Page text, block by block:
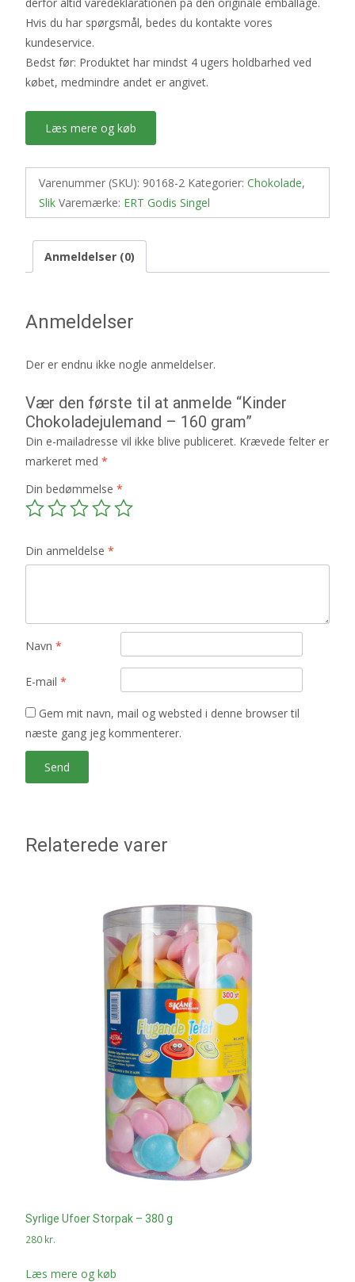
Hvis du har spørgsmål, bedes du kontakte vores
kundeservice.
Bedst før: Produktet har mindst 4 ugers holdbarhed ved
købet, medmindre andet er angivet.
Læs mere og køb
Varenummer (SKU): 90168-2 Kategorier: Chokolade,
Slik Varemærke: ERT Godis Singel
Anmeldelser (0)
Anmeldelser
Der er endnu ikke nogle anmeldelser.
Vær den første til at anmelde “Kinder
Chokoladejulemand – 160 gram”
Din e-mailadresse vil ikke blive publiceret. Krævede felter er
markeret med *
Din bedømmelse *
Din anmeldelse *
Navn *
E-mail *
Gem mit navn, mail og websted i denne browser til
næste gang jeg kommenterer.
Relaterede varer
Syrlige Ufoer Storpak – 380 g
280 kr.
Læs mere og køb